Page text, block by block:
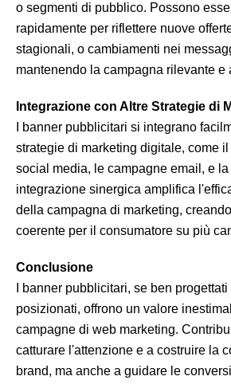
o segmenti di pubblico. Possono
rapidamente per riflettere nuove
stagionali, o cambiamenti nei
mantenendo la campagna rilevante e
Integrazione con Altre Strategie di
I banner pubblicitari si integrano
strategie di marketing digitale, come
social media, le campagne email, e la
integrazione sinergica amplifica
della campagna di marketing,
coerente per il consumatore su più
Conclusione
I banner pubblicitari, se ben
posizionati, offrono un valore
campagne di web marketing.
catturare l'attenzione e a costruire la
brand, ma anche a guidare le